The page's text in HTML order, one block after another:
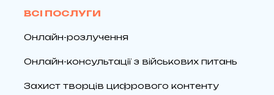
ВСІ ПОСЛУГИ
Онлайн-розлучення
Онлайн-консультації з військових питань
Захист творців цифрового контенту